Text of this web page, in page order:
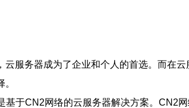
云服务器成为了企业和个人的首选。而在
基于CN2网络的云服务器解决方案。CN2